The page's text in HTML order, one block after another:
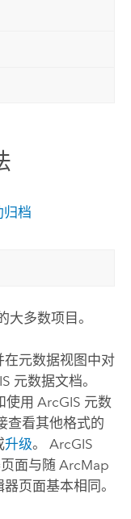
归档
大多数项目。
元数据视图中对
元数据文档。
用 ArcGIS 元数
查看其他格式的
升级。 ArcGIS
面与随 ArcMap
页面基本相同。